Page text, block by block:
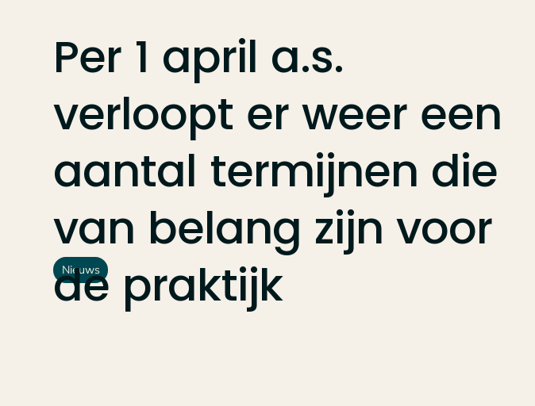
Per 1 april a.s.
verloopt er weer een
aantal termijnen die
van belang zijn voor
de praktijk
Nieuws